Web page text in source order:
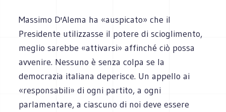
Massimo D'Alema ha «auspicato» che il
Presidente utilizzasse il potere di scioglimento,
meglio sarebbe «attivarsi» affinché ciò possa
avvenire. Nessuno è senza colpa se la
democrazia italiana deperisce. Un appello ai
«responsabili» di ogni partito, a ogni
parlamentare, a ciascuno di noi deve essere